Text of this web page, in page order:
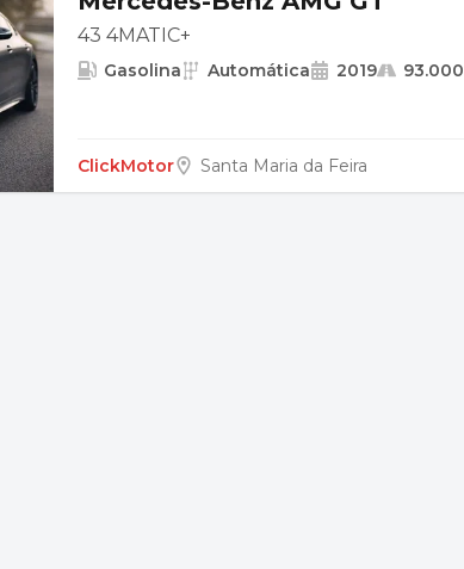
43 4MATIC+
Gasolina Automática 2019
ClickMotor Santa Maria da Feira